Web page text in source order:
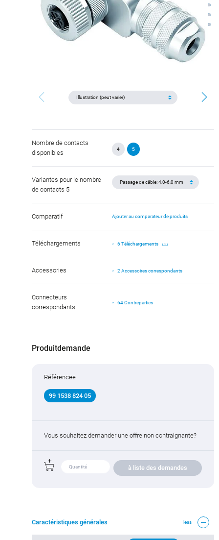
Nombre de contacts
disponibles
4 5
Variantes pour le nombre
de contacts 5
Comparatif Ajouter au comparateur de produits
Téléchargements 6 Téléchargements
Accessories 2 Accessoires correspondants
Connecteurs
correspondants
64 Contreparties
Produitdemande
Référencee
99 1538 824 05
Vous souhaitez demander une offre non contraignante?
à liste des demandes
Caractéristiques générales less